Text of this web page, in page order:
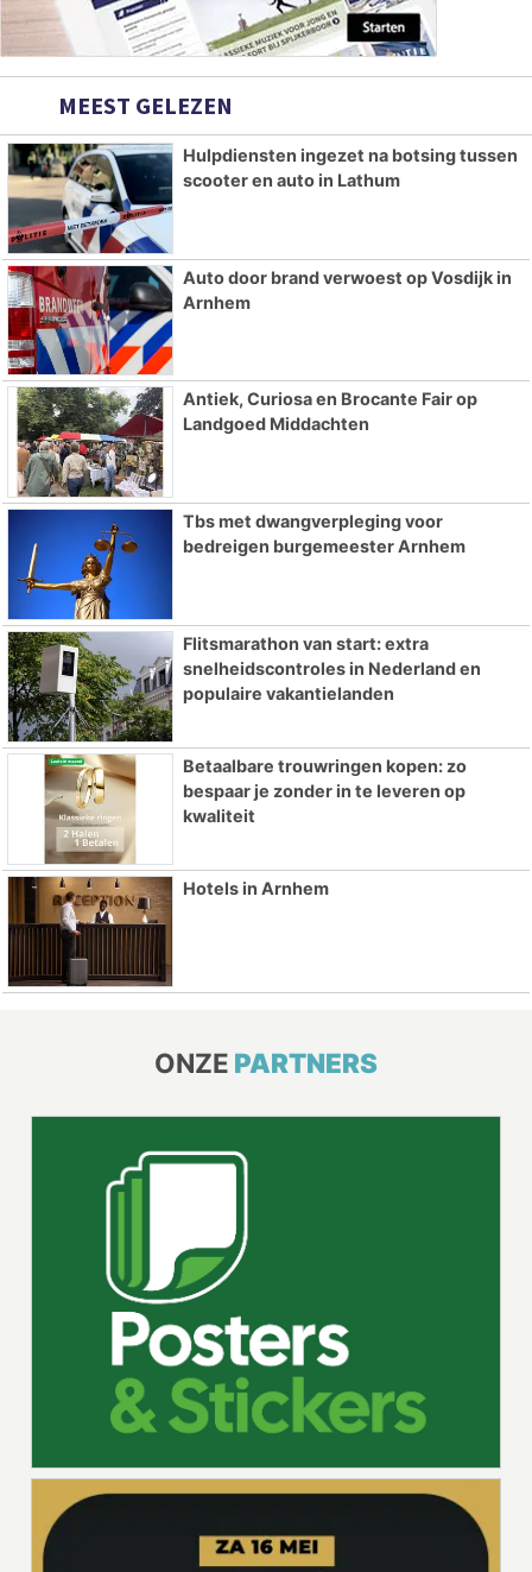
MEEST GELEZEN
Hulpdiensten ingezet na botsing tussen
scooter en auto in Lathum
Auto door brand verwoest op Vosdijk in
Arnhem
Antiek, Curiosa en Brocante Fair op
Landgoed Middachten
Tbs met dwangverpleging voor
bedreigen burgemeester Arnhem
Flitsmarathon van start: extra
snelheidscontroles in Nederland en
populaire vakantielanden
Betaalbare trouwringen kopen: zo
bespaar je zonder in te leveren op
kwaliteit
Hotels in Arnhem
ONZE PARTNERS